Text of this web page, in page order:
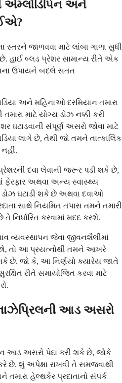
એમ્લોડિપિન અને
સ્તરને જાળવવા માટે લાંબા ગાળા સુધી
હાઈ બ્લડ પ્રેશર સામાન્ય રીતે એક
ઉપાયને બદલે સતત
અને મહિનાઓ દરમિયાન તમારા
માટે યોગ્ય ડોઝ નક્કી કરી
સંપૂર્ણ અસરો જોવા માટે
લાગે છે, તેથી જો તમને તાત્કાલિક
નહીં.
દવા લેવાની જરૂર પડી શકે છે,
ફેરફાર અથવા અન્ય સ્વાસ્થ્ય
ઘટાડી શકે છે અથવા દવાઓ
સાથે નિયમિત તપાસ તમને તમારી
તે નિર્ધારિત કરવામાં મદદ કરશે.
વ્યવસ્થાપન જેવા જીવનશૈલીમાં
છો, તો આ પ્રયત્નોથી તમને આખરે
છે. જો કે, આ નિર્ણયો ક્યારેય જાતે
રીતે સમાયોજિત કરવા માટે
આડ અસરો
અસરો પેદા કરી શકે છે, જોકે
છે. શું અપેક્ષા રાખવી તે સમજવાથી
હેલ્થકેર પ્રદાતાનો સંપર્ક